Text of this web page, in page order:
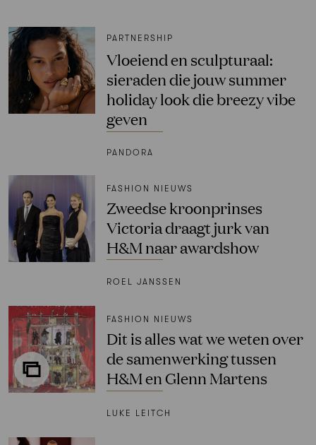
PARTNERSHIP
Vloeiend en sculpturaal:
sieraden die jouw summer
holiday look die breezy vibe
geven
PANDORA
FASHION NIEUWS
Zweedse kroonprinses
Victoria draagt jurk van
H&M naar awardshow
ROEL JANSSEN
FASHION NIEUWS
Dit is alles wat we weten over
de samenwerking tussen
H&M en Glenn Martens
LUKE LEITCH